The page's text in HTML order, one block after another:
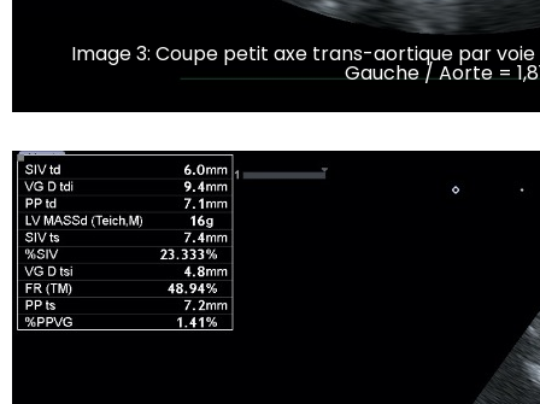
Image 3: Coupe petit axe trans-aortique par
Gauche / Aorte =